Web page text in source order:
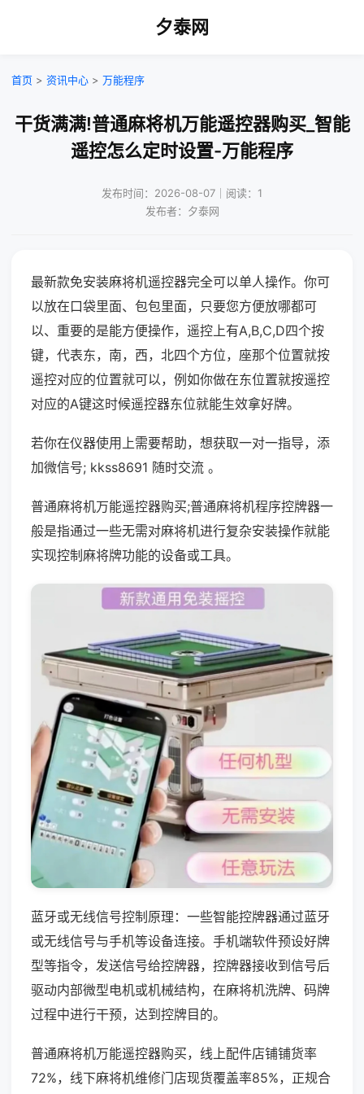
夕泰网
首页 > 资讯中心 > 万能程序
干货满满!普通麻将机万能遥控器购买_智能
遥控怎么定时设置-万能程序
发布时间：2026-08-07｜阅读：1
发布者：夕泰网
最新款免安装麻将机遥控器完全可以单人操作。你可
以放在口袋里面、包包里面，只要您方便放哪都可
以、重要的是能方便操作，遥控上有A,B,C,D四个按
键，代表东，南，西，北四个方位，座那个位置就按
遥控对应的位置就可以，例如你做在东位置就按遥控
对应的A键这时候遥控器东位就能生效拿好牌。
若你在仪器使用上需要帮助，想获取一对一指导，添
加微信号; kkss8691 随时交流 。
普通麻将机万能遥控器购买;普通麻将机程序控牌器一
般是指通过一些无需对麻将机进行复杂安装操作就能
实现控制麻将牌功能的设备或工具。
蓝牙或无线信号控制原理：一些智能控牌器通过蓝牙
或无线信号与手机等设备连接。手机端软件预设好牌
型等指令，发送信号给控牌器，控牌器接收到信号后
驱动内部微型电机或机械结构，在麻将机洗牌、码牌
过程中进行干预，达到控牌目的。
普通麻将机万能遥控器购买，线上配件店铺铺货率
72%，线下麻将机维修门店现货覆盖率85%，正规合